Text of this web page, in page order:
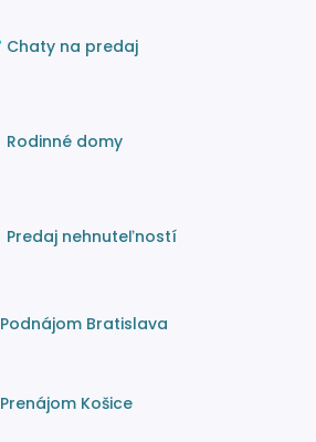
Chaty na predaj
Rodinné domy
Predaj nehnuteľností
Podnájom Bratislava
Prenájom Košice